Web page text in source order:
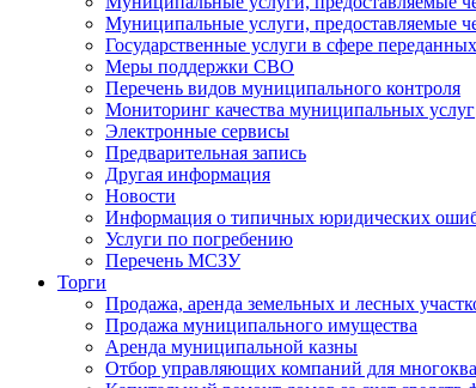
Муниципальные услуги, предоставляемые
Государственные услуги в сфере
Меры поддержки СВО
Перечень видов муниципального контроля
Мониторинг качества муниципальных услуг
Электронные сервисы
Предварительная запись
Другая информация
Новости
Информация о типичных юридических
Услуги по погребению
Перечень МСЗУ
Торги
Продажа, аренда земельных и лесных
Продажа муниципального имущества
Аренда муниципальной казны
Отбор управляющих компаний для